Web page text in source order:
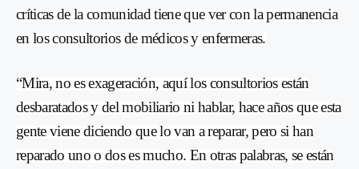
críticas de la comunidad tiene que ver con la permanencia
en los consultorios de médicos y enfermeras.
“Mira, no es exageración, aquí los consultorios están
desbaratados y del mobiliario ni hablar, hace años que esta
gente viene diciendo que lo van a reparar, pero si han
reparado uno o dos es mucho. En otras palabras, se están